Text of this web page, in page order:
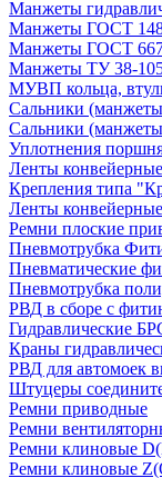
Манжеты
Манжеты ГОСТ
Манжеты ГОСТ
Манжеты ТУ 38-
МУВП кольца,
Сальники
Сальники
Уплотнения
Ленты конвейерные
Крепления типа
Ленты
Ремни плоские
Пневмотрубка
Пневматические
Пневмотрубка
РВД в сборе с
Гидравлические
Краны
РВД для автомоек
Штуцеры
Ремни приводные
Ремни
Ремни клиновые
Ремни клиновые